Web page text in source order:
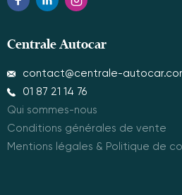
Centrale Autocar
contact@centrale-
01 87 21 14 76
Qui sommes-nous
Conditions générales de vente
Mentions légales & Politique de